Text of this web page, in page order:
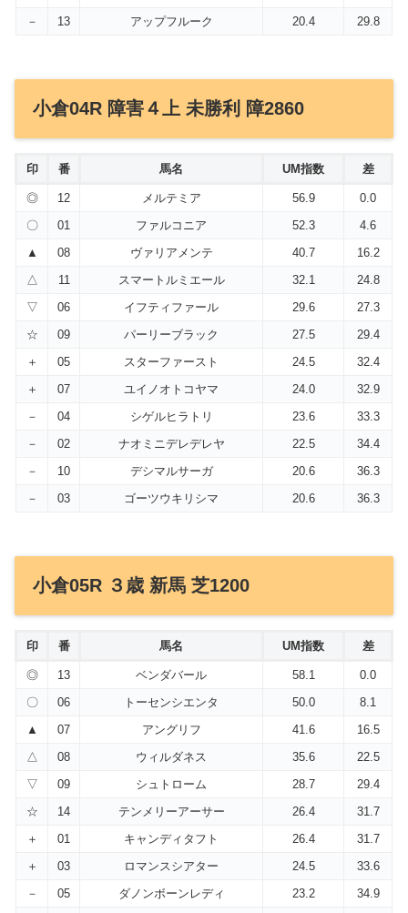
－
13 アップフルーク 20.4 29.8
小倉04R 障害４上 未勝利 障2860
印 番 馬名 UM指数 差
◎ 12 メルテミア 56.9
0.0
〇
01 ファルコニア 52.3
4.6
▲
08 ヴァリアメンテ 40.7
16.2
△
11 スマートルミエール 32.1
24.8
▽
06 イフティファール 29.6
27.3
☆
09 パーリーブラック 27.5
29.4
＋
05 スターファースト 24.5
32.4
＋
07 ユイノオトコヤマ 24.0
32.9
－
04 シゲルヒラトリ 23.6
33.3
－
02 ナオミニデレデレヤ 22.5
34.4
－
10 デシマルサーガ 20.6
36.3
－
03 ゴーツウキリシマ 20.6 36.3
小倉05R ３歳 新馬 芝1200
印 番 馬名 UM指数 差
◎ 13 ベンダバール 58.1
0.0
〇
06 トーセンシエンタ 50.0
8.1
▲
07 アングリフ 41.6
16.5
△
08 ウィルダネス 35.6
22.5
▽
09 シュトローム 28.7
29.4
☆
14 テンメリーアーサー 26.4
31.7
＋
01 キャンディタフト 26.4
31.7
＋
03 ロマンスシアター 24.5
33.6
－
05 ダノンボーンレディ 23.2
34.9